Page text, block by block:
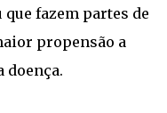
fazem partes de
propensão a
doença.